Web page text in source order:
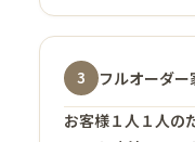
3
フルオーダ
お客様１人１人の